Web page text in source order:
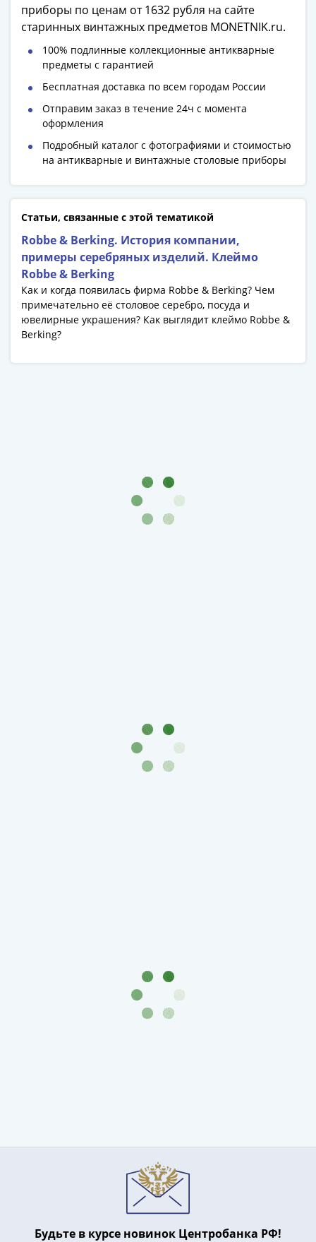
акции
Чеки
Круизные
Отрезные
Отрезные
Другие
Наборы
коллекции
приборы по ценам от 1632 рубля на сайте
старинных винтажных предметов MONETNIK.ru.
100% подлинные коллекционные антикварные
предметы с гарантией
Бесплатная доставка по всем городам России
Отправим заказ в течение 24ч с момента
оформления
Подробный каталог с фотографиями и стоимостью
на антикварные и винтажные столовые приборы
Статьи, связанные с этой тематикой
Robbe & Berking. История компании,
примеры серебряных изделий. Клеймо
Robbe & Berking
Как и когда появилась фирма Robbe & Berking? Чем
примечательно её столовое серебро, посуда и
ювелирные украшения? Как выглядит клеймо Robbe &
Berking?
Будьте в курсе новинок Центробанка РФ!